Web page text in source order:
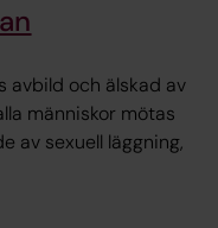
avbild och älskad av
människor mötas
av sexuell läggning,